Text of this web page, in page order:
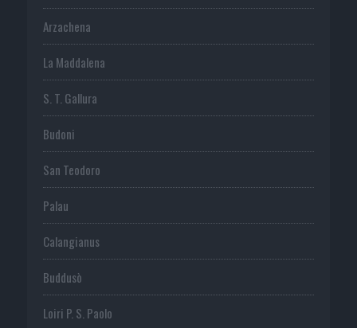
Arzachena
La Maddalena
S. T. Gallura
Budoni
San Teodoro
Palau
Calangianus
Buddusò
Loiri P. S. Paolo